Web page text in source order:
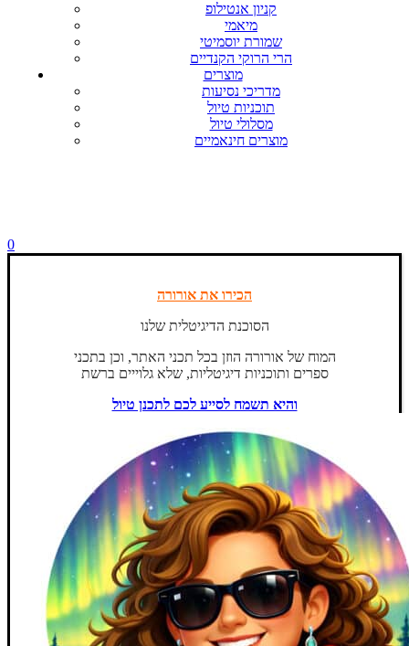
קניון אנטילופ
מיאמי
שמורת יוסמיטי
הרי הרוקי הקנדיים
מוצרים
מדריכי נסיעות
תוכניות טיול
מסלולי טיול
מוצרים חינאמיים
0
הכירו את אורורה
הסוכנת הדיגיטלית שלנו
המוח של אורורה הוזן בכל תכני האתר, וכן בתכני
ספרים ותוכניות דיגיטליות, שלא גלוייים ברשת
והיא תשמח לסייע לכם לתכנן טיול